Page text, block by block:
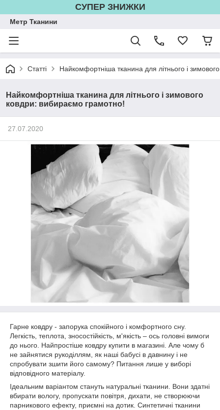
СУПЕР ЗНИЖКИ
Метр Тканини
Статті Найкомфортніша тканина для літнього і
Найкомфортніша тканина для літнього і зимового
ковдри: вибираємо грамотно!
27.07.2020
Гарне ковдру - запорука спокійного і комфортного сну.
Легкість, теплота, зносостійкість, м'якість – ось головні вимоги
до нього. Найпростіше ковдру купити в магазині. Але чому б
не зайнятися рукоділлям, як наші бабусі в давнину і не
спробувати зшити його самому? Питання лише у виборі
відповідного матеріалу.
Ідеальним варіантом стануть натуральні тканини. Вони здатні
вбирати вологу, пропускати повітря, дихати, не створюючи
парникового ефекту, приємні на дотик. Синтетичні тканини